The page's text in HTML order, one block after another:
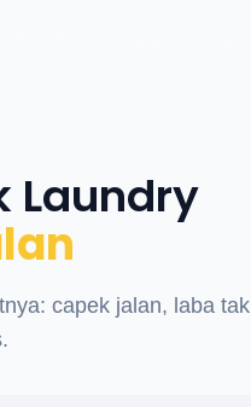
Laundry
capek jalan, laba tak